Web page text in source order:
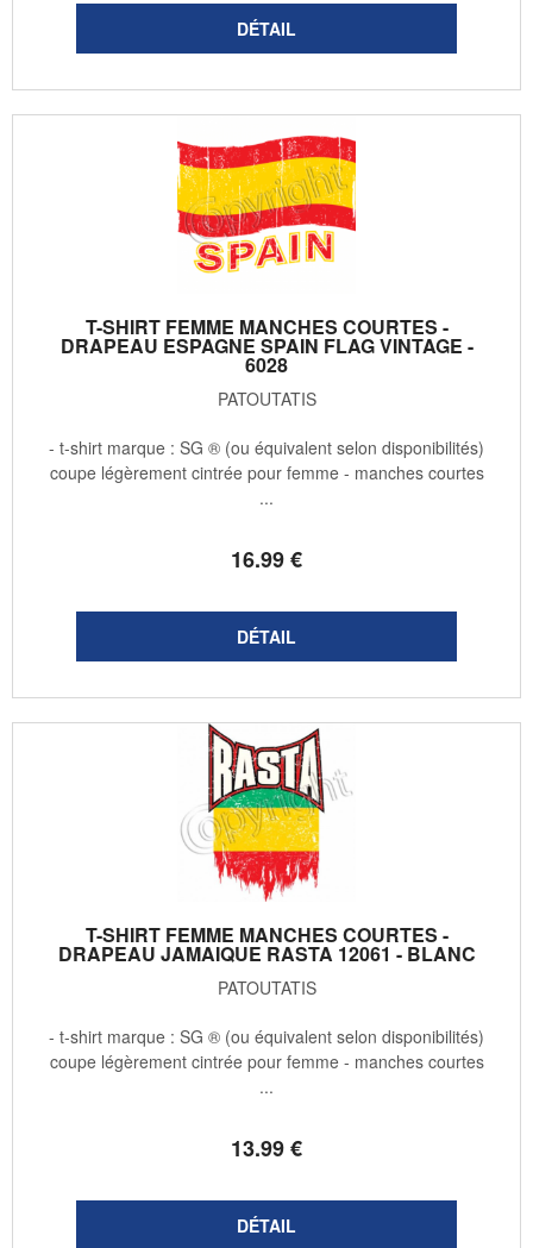
T-SHIRT FEMME MANCHES COURTES -
DRAPEAU ESPAGNE SPAIN FLAG VINTAGE -
6028
PATOUTATIS
16.99€
- t-shirt marque : SG ® (ou équivalent selon disponibilités)
coupe légèrement cintrée pour femme - manches courtes
...
T-SHIRT FEMME MANCHES COURTES -
DRAPEAU JAMAIQUE RASTA 12061 - BLANC
PATOUTATIS
13.99€
- t-shirt marque : SG ® (ou équivalent selon disponibilités)
coupe légèrement cintrée pour femme - manches courtes
...